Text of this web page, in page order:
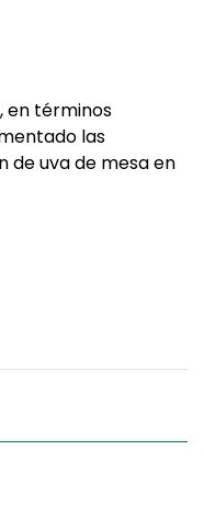
en términos
las
de uva de mesa en